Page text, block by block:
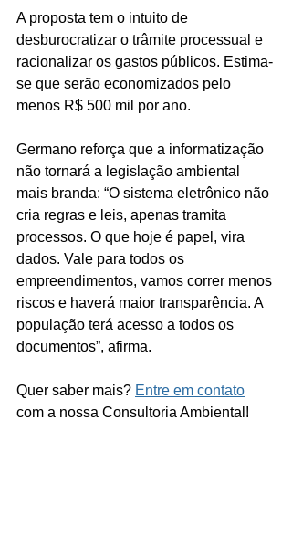
A proposta tem o intuito de
desburocratizar o trâmite processual e
racionalizar os gastos públicos. Estima-
se que serão economizados pelo
menos R$ 500 mil por ano.
Germano reforça que a informatização
não tornará a legislação ambiental
mais branda: “O sistema eletrônico não
cria regras e leis, apenas tramita
processos. O que hoje é papel, vira
dados. Vale para todos os
empreendimentos, vamos correr menos
riscos e haverá maior transparência. A
população terá acesso a todos os
documentos”, afirma.
Quer saber mais? Entre em contato
com a nossa Consultoria Ambiental!